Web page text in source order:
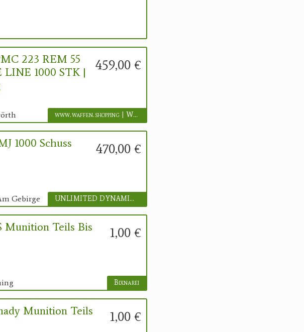
459,00 €
223 REM 55
LINE 1000 STK |
www.waffen.shopping | Waffen.shopping
470,00 €
1000 Schuss
Gebirge UNLIMITED DYNAMICS GmbH
1,00 €
Munition Teils Bis
Bixnarei
1,00 €
Munition Teils